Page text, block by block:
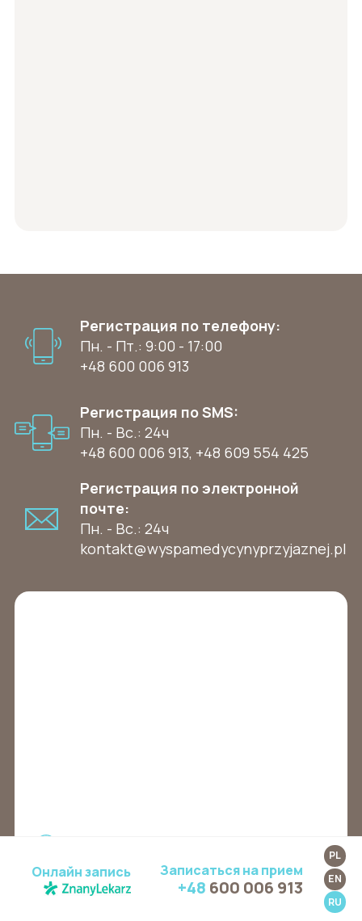
Онлайн запись Записаться на прием
+48 600 006 913
PL
EN
RU
Регистрация по телефону:
Пн. - Пт.: 9:00 - 17:00
+48 600 006 913
Регистрация по SMS:
Пн. - Вс.: 24ч
+48 600 006 913, +48 609 554 425
Регистрация по электронной
почте:
Пн. - Вс.: 24ч
kontakt@wyspamedycynyprzyjaznej.pl